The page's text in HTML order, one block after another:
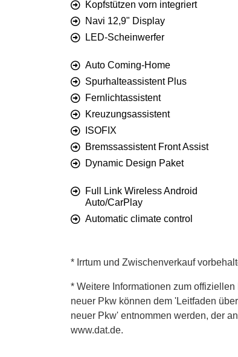
Kopfstützen vorn integriert
Navi 12,9" Display
LED-Scheinwerfer
Auto Coming-Home
Spurhalteassistent Plus
Fernlichtassistent
Kreuzungsassistent
ISOFIX
Bremssassistent Front Assist
Dynamic Design Paket
Full Link Wireless Android
Auto/CarPlay
Automatic climate control
* Irrtum und Zwischenverkauf
* Weitere Informationen zum
neuer Pkw können dem 'Leitfaden
neuer Pkw' entnommen werden, der
www.dat.de.